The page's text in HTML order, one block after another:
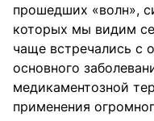
прошедших «волн»,
которых мы видим
чаще встречались с
основного
медикаментозной
применения